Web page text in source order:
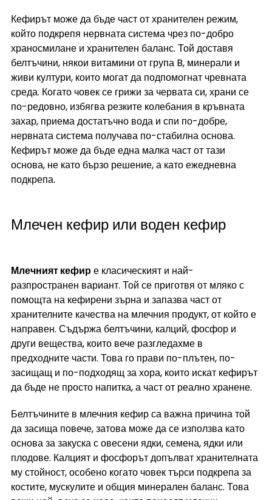
Кефирът може да бъде част от хранителен режим,
който подкрепя нервната система чрез по-добро
храносмилане и хранителен баланс. Той доставя
белтъчини, някои витамини от група B, минерали и
живи култури, които могат да подпомогнат чревната
среда. Когато човек се грижи за червата си, храни се
по-редовно, избягва резките колебания в кръвната
захар, приема достатъчно вода и спи по-добре,
нервната система получава по-стабилна основа.
Кефирът може да бъде една малка част от тази
основа, не като бързо решение, а като ежедневна
подкрепа.
Млечен кефир или воден кефир
Млечният кефир е класическият и най-
разпространен вариант. Той се приготвя от мляко с
помощта на кефирени зърна и запазва част от
хранителните качества на млечния продукт, от който е
направен. Съдържа белтъчини, калций, фосфор и
други вещества, които вече разгледахме в
предходните части. Това го прави по-плътен, по-
засищащ и по-подходящ за хора, които искат кефирът
да бъде не просто напитка, а част от реално хранене.
Белтъчините в млечния кефир са важна причина той
да засища повече, затова може да се използва като
основа за закуска с овесени ядки, семена, ядки или
плодове. Калцият и фосфорът допълват хранителната
му стойност, особено когато човек търси подкрепа за
костите, мускулите и общия минерален баланс. Това